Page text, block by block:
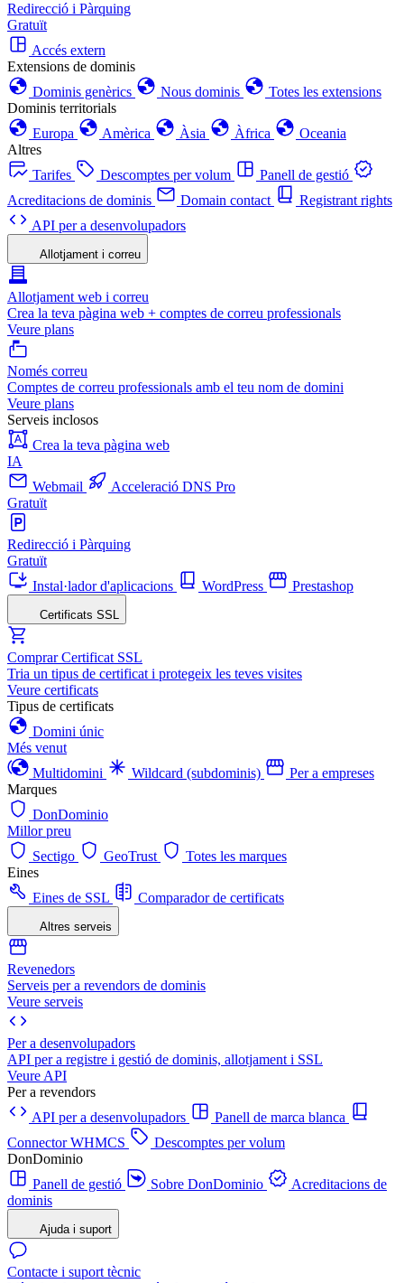
Redirecció i Pàrquing
Gratuït
Accés extern
Extensions de dominis
Dominis genèrics
Nous dominis
Totes les extensions
Dominis territorials
Europa
Amèrica Àsia Àfrica
Oceania
Altres
Tarifes
Descomptes per volum
Panell de gestió
Acreditacions de dominis
Domain contact
Registrant rights
API per a desenvolupadors
Allotjament i correu
Allotjament web i correu
Crea la teva pàgina web + comptes de correu professionals
Veure plans
Només correu
Comptes de correu professionals amb el teu nom de domini
Veure plans
Serveis inclosos
Crea la teva pàgina web
IA
Webmail
Acceleració DNS Pro
Gratuït
Redirecció i Pàrquing
Gratuït
Instal·lador d'aplicacions
WordPress Prestashop
Certificats SSL
Comprar Certificat SSL
Tria un tipus de certificat i protegeix les teves visites
Veure certificats
Tipus de certificats
Domini únic
Més venut
Multidomini
Wildcard (subdominis)
Per a empreses
Marques
DonDominio
Millor preu
Sectigo
GeoTrust
Totes les marques
Eines
Eines de SSL
Comparador de certificats
Altres serveis
Revenedors
Serveis per a revendors de dominis
Veure serveis
Per a desenvolupadors
API per a registre i gestió de dominis, allotjament i SSL
Veure API
Per a revendors
API per a desenvolupadors
Panell de marca blanca
Connector WHMCS
Descomptes per volum
DonDominio
Panell de gestió
Sobre DonDominio
Acreditacions de
dominis
Ajuda i suport
Contacte i suport tècnic